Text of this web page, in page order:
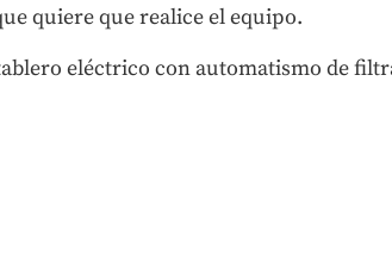
quiere que realice el equipo.
eléctrico con automatismo de